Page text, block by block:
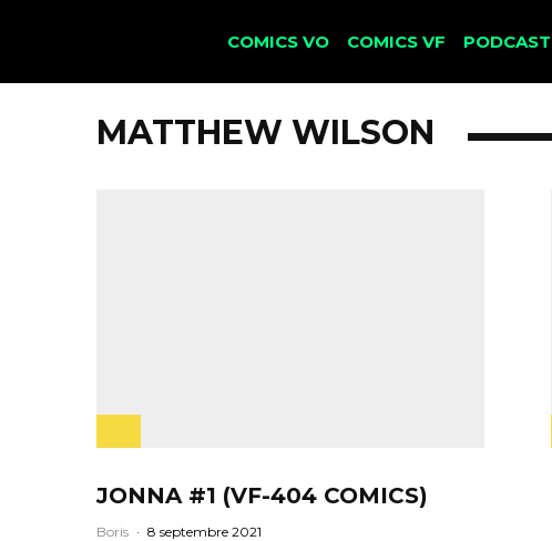
COMICS VO COMICS VF PODCAST
MATTHEW WILSON
JONNA #1 (VF-404 COMICS)
Boris · 8 septembre 2021